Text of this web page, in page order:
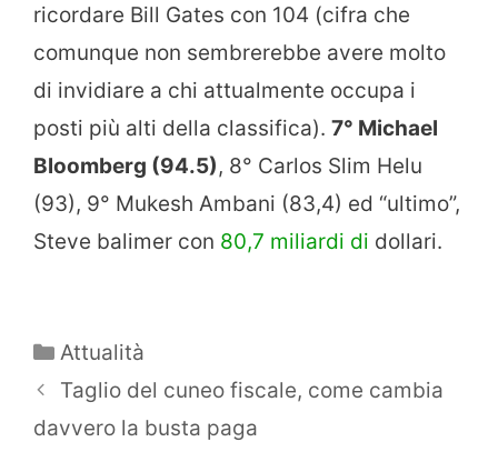
ricordare Bill Gates con 104 (cifra che
comunque non sembrerebbe avere molto
di invidiare a chi attualmente occupa i
posti più alti della classifica). 7° Michael
Bloomberg (94.5), 8° Carlos Slim Helu
(93), 9° Mukesh Ambani (83,4) ed “ultimo”,
Steve balimer con 80,7 miliardi di dollari.
Categorie
Attualità
Taglio del cuneo fiscale, come cambia
davvero la busta paga